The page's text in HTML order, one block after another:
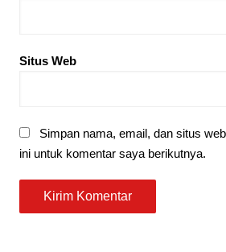
Situs Web
Simpan nama, email, dan situs
ini untuk komentar saya berikutnya.